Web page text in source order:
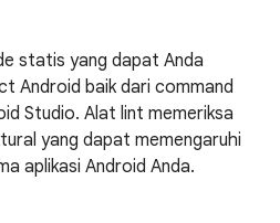
statis yang dapat Anda
Android baik dari command
Studio. Alat lint memeriksa
yang dapat memengaruhi
aplikasi Android Anda.